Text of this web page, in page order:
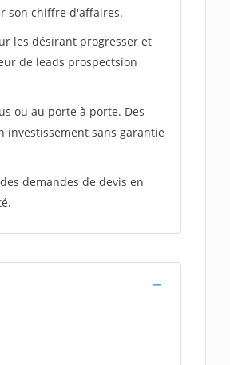
son chiffre d'affaires.
les désirant progresser et
de leads prospectsion
ou au porte à porte. Des
sans garantie
demandes de devis en